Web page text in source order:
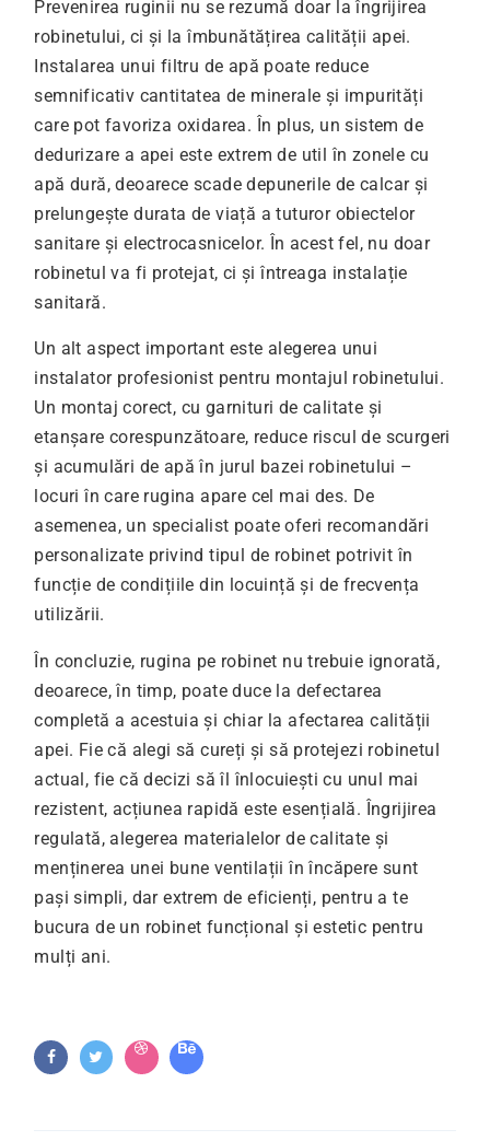
Prevenirea ruginii nu se rezumă doar la îngrijirea
robinetului, ci și la îmbunătățirea calității apei.
Instalarea unui filtru de apă poate reduce
semnificativ cantitatea de minerale și impurități
care pot favoriza oxidarea. În plus, un sistem de
dedurizare a apei este extrem de util în zonele cu
apă dură, deoarece scade depunerile de calcar și
prelungește durata de viață a tuturor obiectelor
sanitare și electrocasnicelor. În acest fel, nu doar
robinetul va fi protejat, ci și întreaga instalație
sanitară.
Un alt aspect important este alegerea unui
instalator profesionist pentru montajul robinetului.
Un montaj corect, cu garnituri de calitate și
etanșare corespunzătoare, reduce riscul de scurgeri
și acumulări de apă în jurul bazei robinetului –
locuri în care rugina apare cel mai des. De
asemenea, un specialist poate oferi recomandări
personalizate privind tipul de robinet potrivit în
funcție de condițiile din locuință și de frecvența
utilizării.
În concluzie, rugina pe robinet nu trebuie ignorată,
deoarece, în timp, poate duce la defectarea
completă a acestuia și chiar la afectarea calității
apei. Fie că alegi să cureți și să protejezi robinetul
actual, fie că decizi să îl înlocuiești cu unul mai
rezistent, acțiunea rapidă este esențială. Îngrijirea
regulată, alegerea materialelor de calitate și
menținerea unei bune ventilații în încăpere sunt
pași simpli, dar extrem de eficienți, pentru a te
bucura de un robinet funcțional și estetic pentru
mulți ani.